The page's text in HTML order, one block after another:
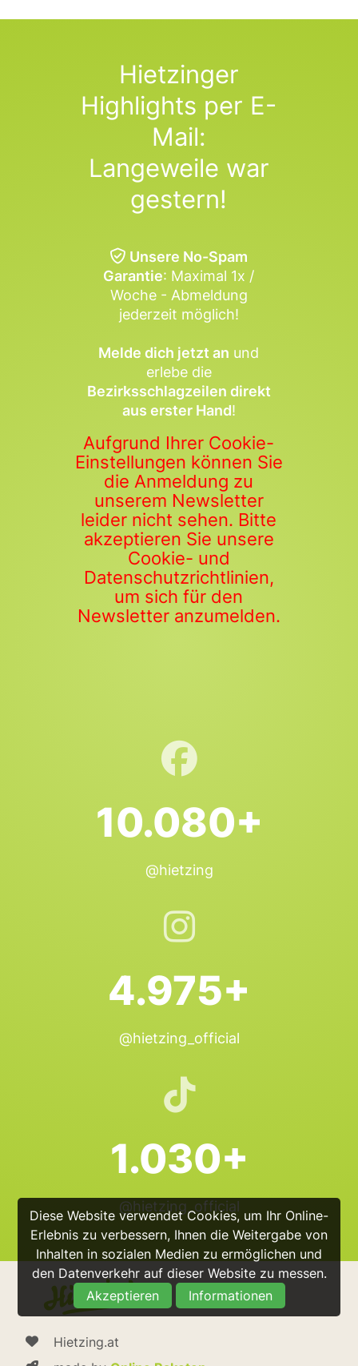
Diese Website verwendet Cookies, um Ihr Online-
Erlebnis zu verbessern, Ihnen die Weitergabe von
Inhalten in sozialen Medien zu ermöglichen und
den Datenverkehr auf dieser Website zu messen.
Akzeptieren
Informationen
Hietzinger
Highlights per E-
Mail:
Langeweile war
gestern!
Unsere No-Spam
Garantie: Maximal 1x /
Woche - Abmeldung
jederzeit möglich!
Melde dich jetzt an und
erlebe die
Bezirksschlagzeilen direkt
aus erster Hand!
Aufgrund Ihrer Cookie-
Einstellungen können Sie
die Anmeldung zu
unserem Newsletter
leider nicht sehen. Bitte
akzeptieren Sie unsere
Cookie- und
Datenschutzrichtlinien,
um sich für den
Newsletter anzumelden.
10.080+
@hietzing
4.975+
@hietzing_official
1.030+
@hietzing_official
Hietzing.at